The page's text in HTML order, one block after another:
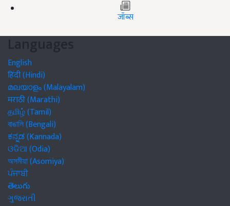
जॉब्स
Languages
English
हिंदी (Hindi)
മലയാളം (Malayalam)
मराठी (Marathi)
தமிழ் (Tamil)
বাঙালি (Bengali)
ಕನ್ನಡ (Kannada)
ଓଡିଆ (Odia)
অসমীয়া (Asomiya)
ਪੰਜਾਬੀ
తెలుగు
ગુજરાતી